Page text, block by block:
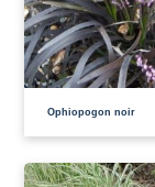
Ophiopogon noir